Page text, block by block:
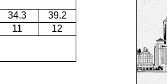
34.3
39.2
11
12